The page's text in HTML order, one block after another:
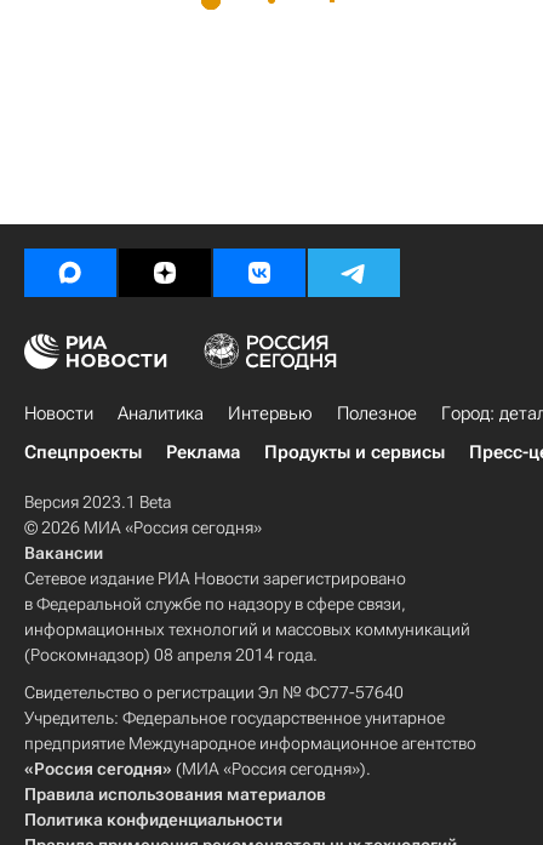
Новости Аналитика Интервью Полезное
Город:
Спецпроекты
Реклама Продукты и сервисы Пресс-
Версия 2023.1 Beta
© 2026 МИА «Россия сегодня»
Вакансии
Сетевое издание РИА Новости зарегистрировано
в Федеральной службе по надзору в сфере связи,
информационных технологий и массовых коммуникаций
(Роскомнадзор) 08 апреля 2014 года.
Свидетельство о регистрации Эл № ФС77-57640
Учредитель: Федеральное государственное унитарное
предприятие Международное информационное агентство
«Россия сегодня» (МИА «Россия сегодня»).
Правила использования материалов
Политика конфиденциальности